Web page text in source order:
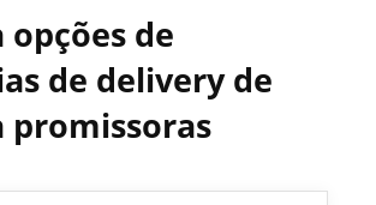
de
de delivery de
promissoras